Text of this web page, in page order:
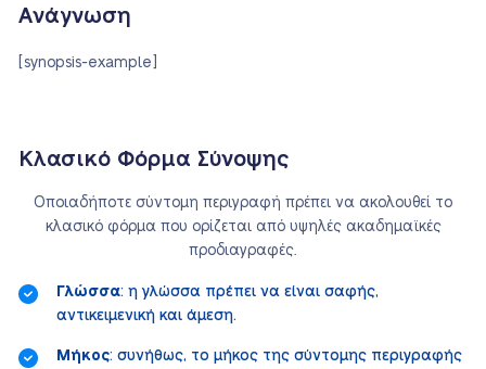
Ανάγνωση
[synopsis-example]
Κλασικό Φόρμα Σύνοψης
Οποιαδήποτε σύντομη περιγραφή πρέπει να ακολουθεί το
κλασικό φόρμα που ορίζεται από υψηλές ακαδημαϊκές
προδιαγραφές.
Γλώσσα: η γλώσσα πρέπει να είναι σαφής,
αντικειμενική και άμεση.
Μήκος: συνήθως, το μήκος της σύντομης περιγραφής